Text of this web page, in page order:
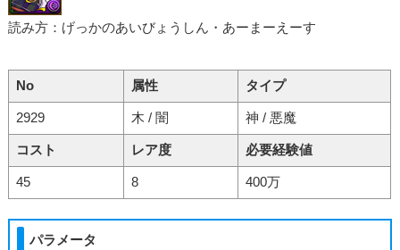
読み方：げっかのあいびょうしん・あーまーえーす
No 属性 タイプ
2929 木 / 闇 神 / 悪魔
コスト レア度 必要経験値
45 8 400万
パラメータ